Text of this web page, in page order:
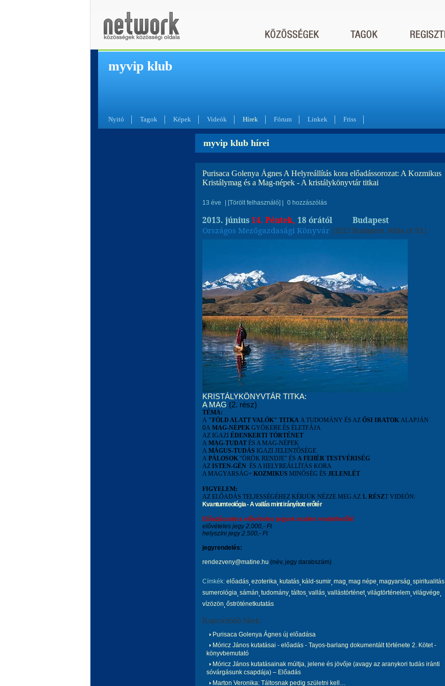
myvip klub
Nyitó Tagok Képek Videók Hírek Fórum Linkek Friss
myvip klub hírei
Purisaca Golenya Ágnes A Helyreállítás kora előadássorozat: A Kozmikus
Kristálymag és a Mag-népek - A kristálykönyvtár titkai
13 éve [Törölt felhasználó] 0 hozzászólás
2013. június 14. Péntek, 18 órától
Budapest
Országos Mezőgazdasági Könyvár (1012 Budapest, Attila út 93.)
KRISTÁLYKÖNYVTÁR TITKA:
A MAG (2. rész)
TÉMA:
A "FÖLD ALATT VALÓK" TITKA A TUDOMÁNY ÉS AZ ŐSI IRATOK ALAPJÁN
0A MAG-NÉPEK GYÖKERE ÉS ÉLETFÁJA
AZ IGAZI ÉDENKERTI TÖRTÉNET
A MAG-TUDAT ÉS A MAG-NÉPEK
A MÁGUS-TUDÁS IGAZI JELENTŐSÉGE
A PÁLOSOK "ÖRÖK RENDJE" ÉS A FEHÉR TESTVÉRISÉG
AZ ISTEN-GÉN ÉS A HELYREÁLLÍTÁS KORA
A MAGYARSÁG= KOZMIKUS MINŐSÉG ÉS JELENLÉT
FIGYELEM:
AZ ELŐADÁS TELJESSÉGÉHEZ KÉRJÜK NÉZZE MEG AZ 1. RÉSZT VIDEÓN:
Kvantumteológia - A vallás mint irányított erőtér
Előadásunkra elővételes jegyek mailen rendelhetők!
elővételes jegy 2.000,- Ft
helyszíni jegy 2.500,- Ft
jegyrendelés:
rendezveny@matine.hu (név, jegy darabszám)
Címkék: előadás ezoterika kutatás káld-sumir mag mag népe magyarság spiritualitás
sumerológia sámán tudomány táltos vallás vallástörténet világtörténelem világvége
vízözön őströténetkutatás
Kapcsolódó hírek:
Purisaca Golenya Ágnes új előadása
Móricz János kutatásai - előadás - Tayos-barlang dokumentált története 2. Kötet -
könyvbemutató
Móricz János kutatásainak múltja, jelene és jövője (avagy az aranykori tudás iránti
sóvárgásunk csapdája) – Előadás
Marton Veronika: Táltosnak pedig születni kell…